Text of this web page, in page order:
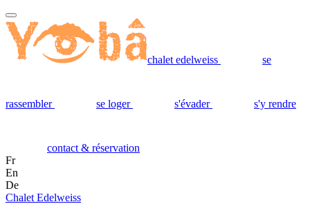
chalet edelweiss se
rassembler se loger s'évader s'y rendre
contact & réservation
Fr
En
De
Chalet Edelweiss